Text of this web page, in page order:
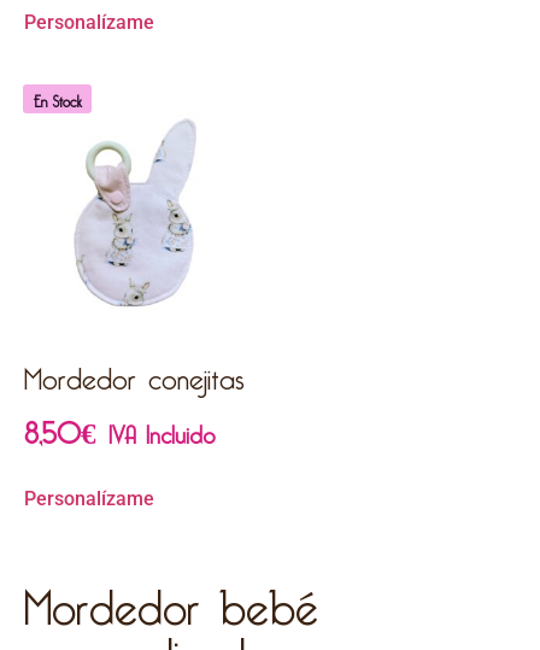
Personalízame
En Stock
Mordedor conejitas
8,50€ IVA Incluido
Personalízame
Mordedor bebé